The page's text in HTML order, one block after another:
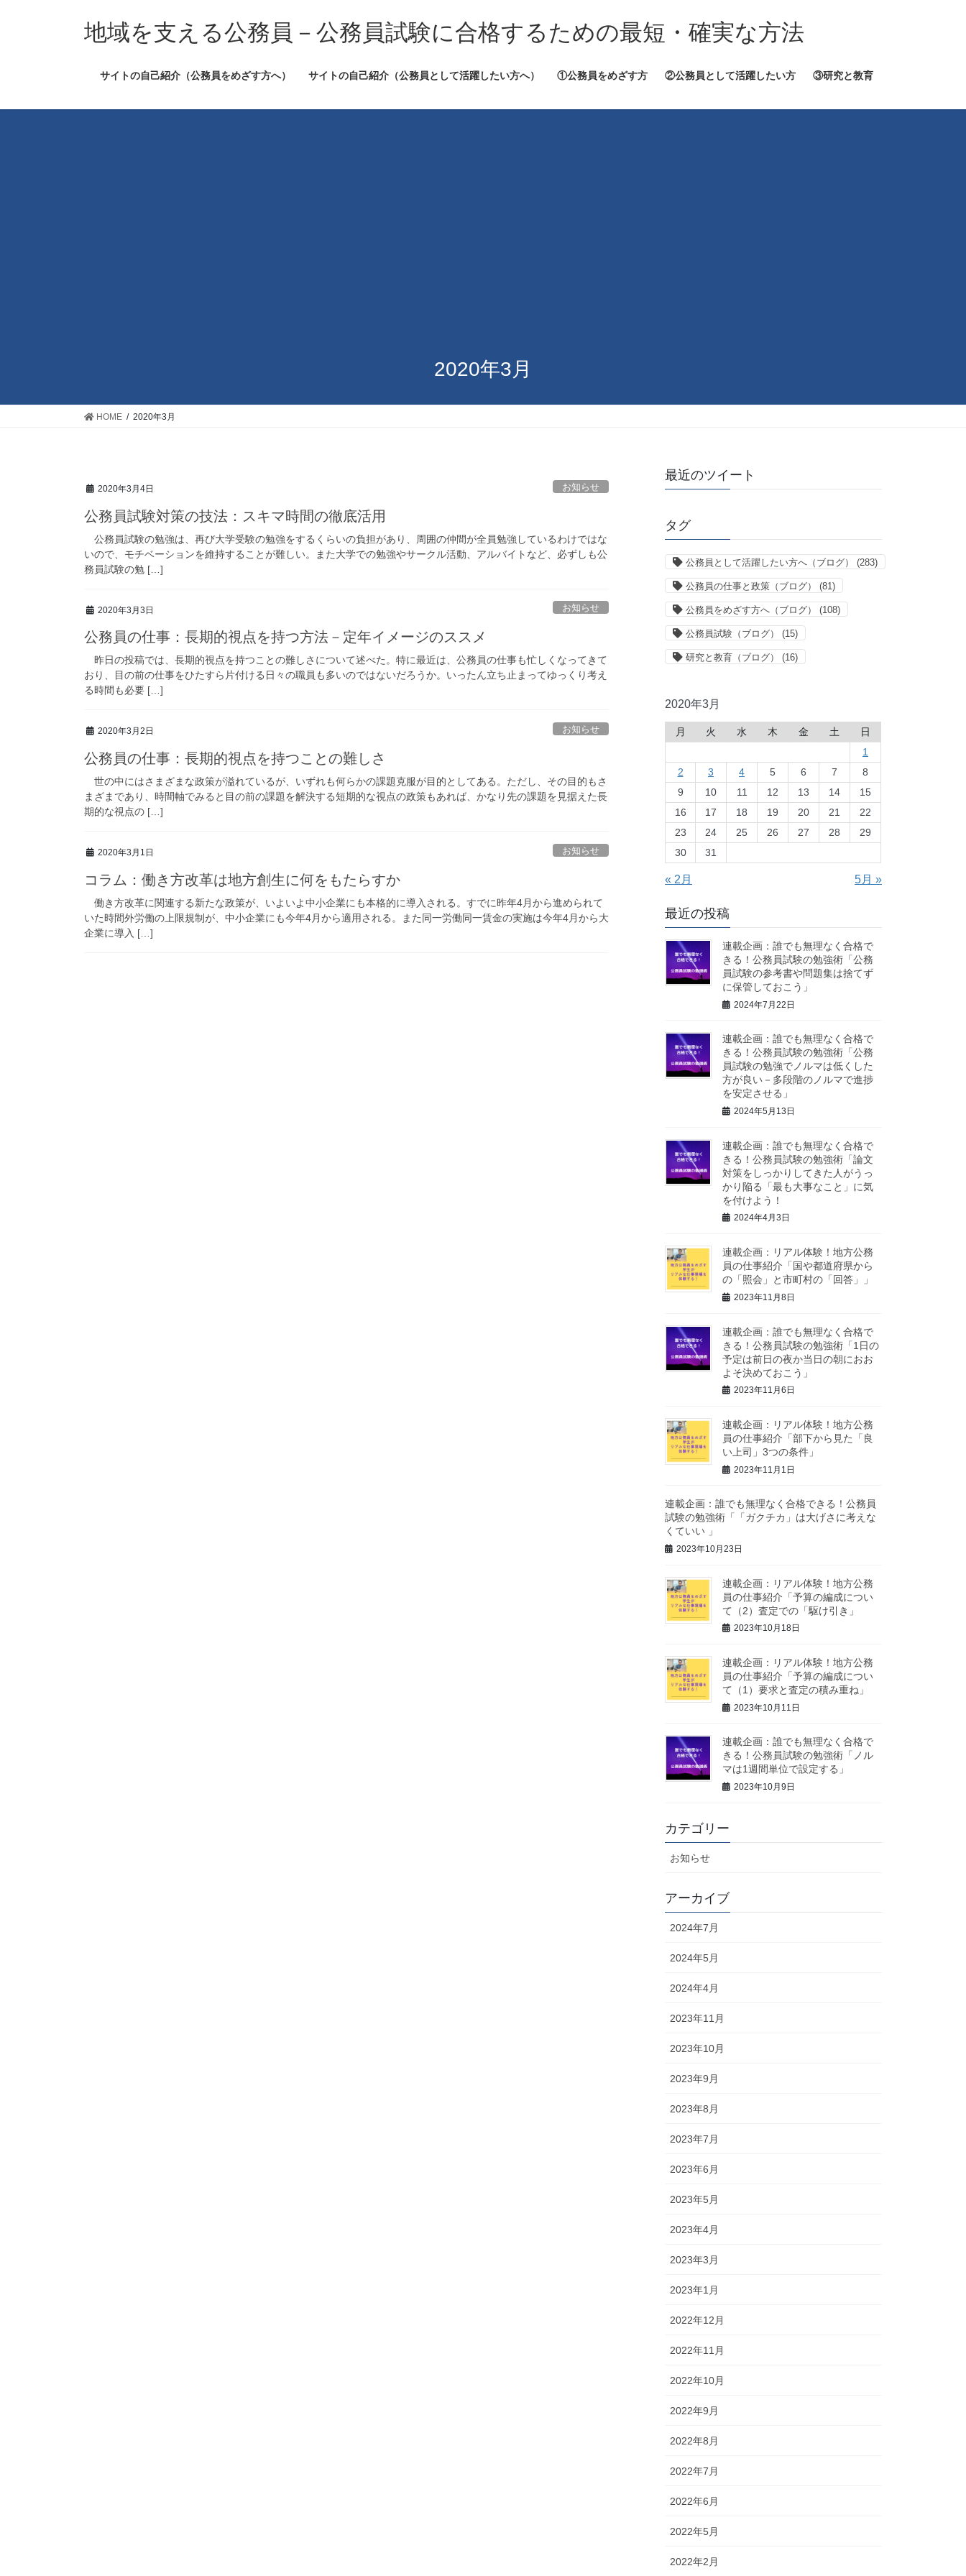
ス
ン
地域を支える公務員－公務員試験に合格するための最短・確実な方法
サイトの自己紹介（公務員をめざす方へ） サイトの自己紹介（公務員として活躍したい方へ） ①公務員をめざす方 ②公務員として活躍したい方 ③研究と教育
2020年3月
HOME 2020年3月
2020年3月4日 お知らせ
公務員試験対策の技法：スキマ時間の徹底活用
公務員試験の勉強は、再び大学受験の勉強をするくらいの負担があり、周囲の仲間が全員勉強しているわけではな
いので、モチベーションを維持することが難しい。また大学での勉強やサークル活動、アルバイトなど、必ずしも公
務員試験の勉 […]
2020年3月3日 お知らせ
公務員の仕事：長期的視点を持つ方法－定年イメージのススメ
昨日の投稿では、長期的視点を持つことの難しさについて述べた。特に最近は、公務員の仕事も忙しくなってきて
おり、目の前の仕事をひたすら片付ける日々の職員も多いのではないだろうか。いったん立ち止まってゆっくり考え
る時間も必要 […]
2020年3月2日 お知らせ
公務員の仕事：長期的視点を持つことの難しさ
世の中にはさまざまな政策が溢れているが、いずれも何らかの課題克服が目的としてある。ただし、その目的もさ
まざまであり、時間軸でみると目の前の課題を解決する短期的な視点の政策もあれば、かなり先の課題を見据えた長
期的な視点の […]
2020年3月1日 お知らせ
コラム：働き方改革は地方創生に何をもたらすか
働き方改革に関連する新たな政策が、いよいよ中小企業にも本格的に導入される。すでに昨年4月から進められて
いた時間外労働の上限規制が、中小企業にも今年4月から適用される。また同一労働同一賃金の実施は今年4月から大
企業に導入 […]
最近のツイート
タグ
公務員として活躍したい方へ（ブログ） (283)
公務員の仕事と政策（ブログ） (81)
公務員をめざす方へ（ブログ） (108)
公務員試験（ブログ） (15)
研究と教育（ブログ） (16)
2020年3月
月 火 水 木 金 土
日
1
2
3 4 5 6 7
8
9
10 11 12 13 14
15
16
17 18 19 20 21
22
23
24 25 26 27 28
29
30
31
« 2月 5月 »
最近の投稿
連載企画：誰でも無理なく合格で
きる！公務員試験の勉強術「公務
員試験の参考書や問題集は捨てず
に保管しておこう」
2024年7月22日
連載企画：誰でも無理なく合格で
きる！公務員試験の勉強術「公務
員試験の勉強でノルマは低くした
方が良い－多段階のノルマで進捗
を安定させる」
2024年5月13日
連載企画：誰でも無理なく合格で
きる！公務員試験の勉強術「論文
対策をしっかりしてきた人がうっ
かり陥る「最も大事なこと」に気
を付けよう！
2024年4月3日
連載企画：リアル体験！地方公務
員の仕事紹介「国や都道府県から
の「照会」と市町村の「回答」」
2023年11月8日
連載企画：誰でも無理なく合格で
きる！公務員試験の勉強術「1日の
予定は前日の夜か当日の朝におお
よそ決めておこう」
2023年11月6日
連載企画：リアル体験！地方公務
員の仕事紹介「部下から見た「良
い上司」3つの条件」
2023年11月1日
連載企画：誰でも無理なく合格できる！公務員
試験の勉強術「「ガクチカ」は大げさに考えな
くていい 」
2023年10月23日
連載企画：リアル体験！地方公務
員の仕事紹介「予算の編成につい
て（2）査定での「駆け引き」
2023年10月18日
連載企画：リアル体験！地方公務
員の仕事紹介「予算の編成につい
て（1）要求と査定の積み重ね」
2023年10月11日
連載企画：誰でも無理なく合格で
きる！公務員試験の勉強術「ノル
マは1週間単位で設定する」
2023年10月9日
カテゴリー
お知らせ
アーカイブ
2024年7月
2024年5月
2024年4月
2023年11月
2023年10月
2023年9月
2023年8月
2023年7月
2023年6月
2023年5月
2023年4月
2023年3月
2023年1月
2022年12月
2022年11月
2022年10月
2022年9月
2022年8月
2022年7月
2022年6月
2022年5月
2022年2月